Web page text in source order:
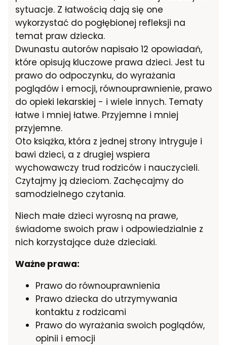
sytuacje. Z łatwością dają się one
wykorzystać do pogłębionej refleksji na
temat praw dziecka.
Dwunastu autorów napisało 12 opowiadań,
które opisują kluczowe prawa dzieci. Jest tu
prawo do odpoczynku, do wyrażania
poglądów i emocji, równouprawnienie, prawo
do opieki lekarskiej - i wiele innych. Tematy
łatwe i mniej łatwe. Przyjemne i mniej
przyjemne.
Oto książka, która z jednej strony intryguje i
bawi dzieci, a z drugiej wspiera
wychowawczy trud rodziców i nauczycieli.
Czytajmy ją dzieciom. Zachęcajmy do
samodzielnego czytania.
Niech małe dzieci wyrosną na prawe,
świadome swoich praw i odpowiedzialnie z
nich korzystające duże dzieciaki.
Ważne prawa:
Prawo do równouprawnienia
Prawo dziecka do utrzymywania
kontaktu z rodzicami
Prawo do wyrażania swoich poglądów,
opinii i emocji